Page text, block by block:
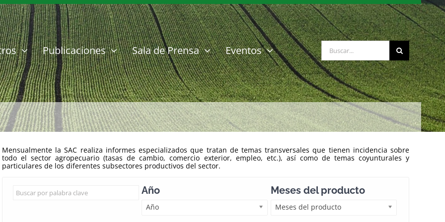
Publicaciones Sala de Prensa Eventos Buscar:
Mensualmente la SAC realiza informes especializados que tratan de temas transversales que tienen incidencia sobre
todo el sector agropecuario (tasas de cambio, comercio exterior, empleo, etc.), así como de temas coyunturales y
particulares de los diferentes subsectores productivos del sector.
Año
Año
Meses del producto
Meses del producto